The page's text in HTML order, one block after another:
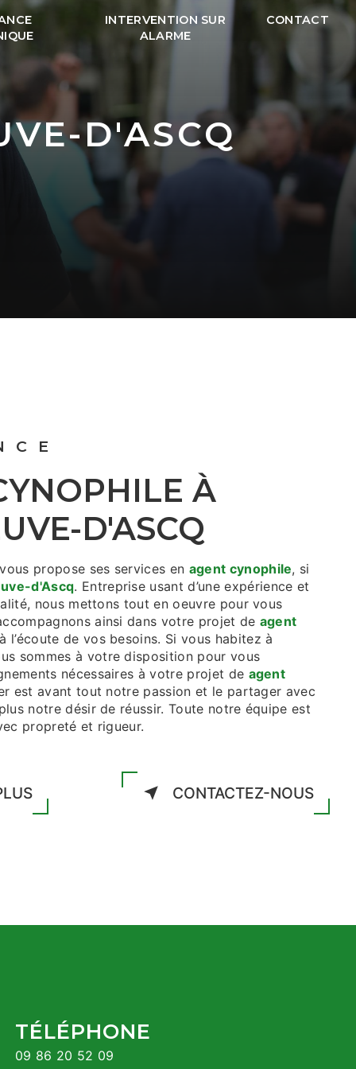
INTERVENTION SUR
ALARME
CONTACT
D'ASCQ
D'ASCQ
vous propose ses services en agent cynophile, si
d'Ascq. Entreprise usant d’une expérience et
nous mettons tout en oeuvre pour vous
ainsi dans votre projet de agent
l’écoute de vos besoins. Si vous habitez à
sommes à votre disposition pour vous
nécessaires à votre projet de agent
est avant tout notre passion et le partager avec
notre désir de réussir. Toute notre équipe est
propreté et rigueur.
CONTACTEZ-NOUS
TÉLÉPHONE
09 86 20 52 09